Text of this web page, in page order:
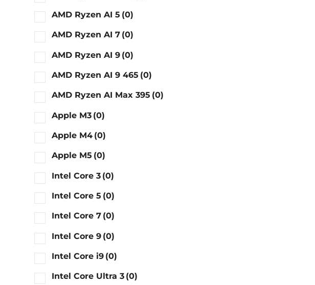
AMD Ryzen AI 5 (0)
AMD Ryzen AI 7 (0)
AMD Ryzen AI 9 (0)
AMD Ryzen AI 9 465 (0)
AMD Ryzen AI Max 395 (0)
Apple M3 (0)
Apple M4 (0)
Apple M5 (0)
Intel Core 3 (0)
Intel Core 5 (0)
Intel Core 7 (0)
Intel Core 9 (0)
Intel Core i9 (0)
Intel Core Ultra 3 (0)